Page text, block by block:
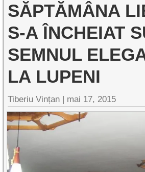
SĂPTĂMÂNA
S-A ÎNCHEIAT
SEMNUL
LA LUPENI
Tiberiu Vințan | mai 17, 2015